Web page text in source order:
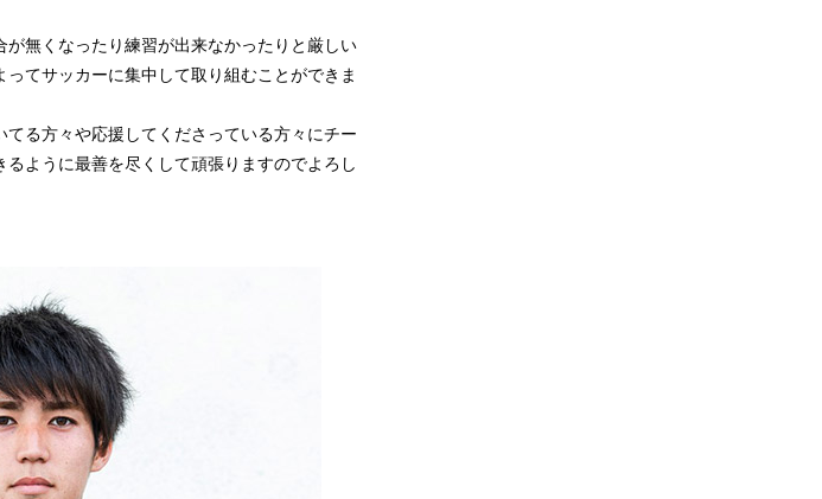
無くなったり練習が出来なかったりと厳しい
てサッカーに集中して取り組むことができま
る方々や応援してくださっている方々にチー
ように最善を尽くして頑張りますのでよろし